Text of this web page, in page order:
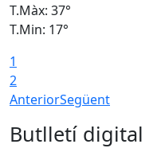
T.Màx: 37°
T.Min: 17°
1
2
AnteriorSegüent
Butlletí digital